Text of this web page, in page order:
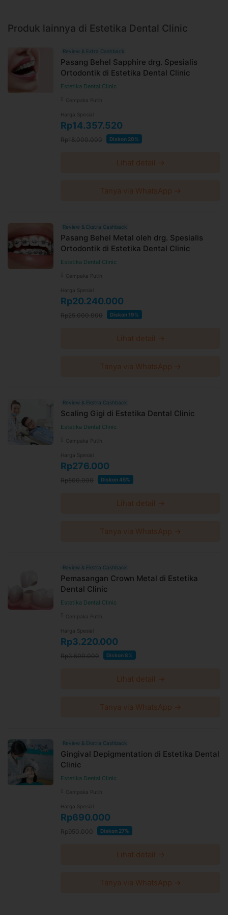
Produk lainnya di Estetika Dental Clinic
Review & Extra Cashback
Pasang Behel Sapphire drg. Spesialis
Ortodontik di Estetika Dental Clinic
Estetika Dental Clinic
Cempaka Putih
Harga Spesial
Rp14.357.520
Rp18.000.000 Diskon 20%
Lihat detail →
Tanya via WhatsApp →
Review & Ekstra Cashback
Pasang Behel Metal oleh drg. Spesialis
Ortodontik di Estetika Dental Clinic
Estetika Dental Clinic
Cempaka Putih
Harga Spesial
Rp20.240.000
Rp25.000.000 Diskon 19%
Lihat detail →
Tanya via WhatsApp →
Review & Ekstra Cashback
Scaling Gigi di Estetika Dental Clinic
Estetika Dental Clinic
Cempaka Putih
Harga Spesial
Rp276.000
Rp500.000 Diskon 45%
Lihat detail →
Tanya via WhatsApp →
Review & Ekstra Cashback
Pemasangan Crown Metal di Estetika
Dental Clinic
Estetika Dental Clinic
Cempaka Putih
Harga Spesial
Rp3.220.000
Rp3.500.000 Diskon 8%
Lihat detail →
Tanya via WhatsApp →
Review & Ekstra Cashback
Gingival Depigmentation di Estetika Dental
Clinic
Estetika Dental Clinic
Cempaka Putih
Harga Spesial
Rp690.000
Rp950.000 Diskon 27%
Lihat detail →
Tanya via WhatsApp →